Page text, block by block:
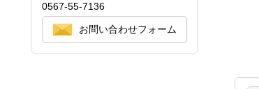
0567-55-7136
お問い合わせフォーム